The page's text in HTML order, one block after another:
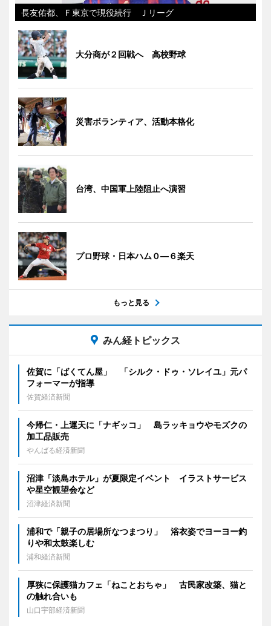
長友佑都、Ｆ東京で現役続行 Ｊリーグ
大分商が２回戦へ 高校野球
災害ボランティア、活動本格化
台湾、中国軍上陸阻止へ演習
プロ野球・日本ハム０―６楽天
もっと見る
みん経トピックス
佐賀に「ばくてん屋」 「シルク・ドゥ・ソレイユ」元パ
フォーマーが指導
佐賀経済新聞
今帰仁・上運天に「ナギッコ」 島ラッキョウやモズクの
加工品販売
やんばる経済新聞
沼津「淡島ホテル」が夏限定イベント イラストサービス
や星空観望会など
沼津経済新聞
浦和で「親子の居場所なつまつり」 浴衣姿でヨーヨー釣
りや和太鼓楽しむ
浦和経済新聞
厚狭に保護猫カフェ「ねことおちゃ」 古民家改築、猫と
の触れ合いも
山口宇部経済新聞